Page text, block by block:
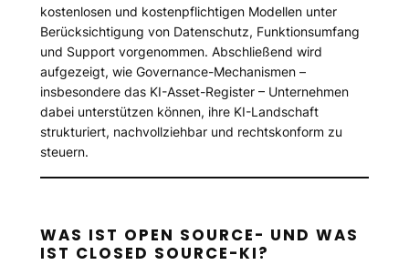
kostenlosen und kostenpflichtigen Modellen unter
Berücksichtigung von Datenschutz, Funktionsumfang
und Support vorgenommen. Abschließend wird
aufgezeigt, wie Governance-Mechanismen –
insbesondere das KI-Asset-Register – Unternehmen
dabei unterstützen können, ihre KI-Landschaft
strukturiert, nachvollziehbar und rechtskonform zu
steuern.
WAS IST OPEN SOURCE- UND WAS
IST CLOSED SOURCE-KI?